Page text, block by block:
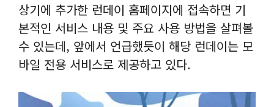
상기에 추가한 런데이 홈페이지에 접속하면 기
본적인 서비스 내용 및 주요 사용 방법을 살펴볼
수 있는데, 앞에서 언급했듯이 해당 런데이는 모
바일 전용 서비스로 제공하고 있다.